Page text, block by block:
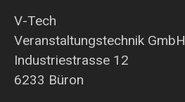
V-Tech
Veranstaltungstechnik GmbH
Industriestrasse 12
6233 Büron